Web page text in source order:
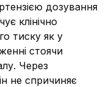
дозування
клінічно
тиску як у
стоячи
Через
не спричиняє